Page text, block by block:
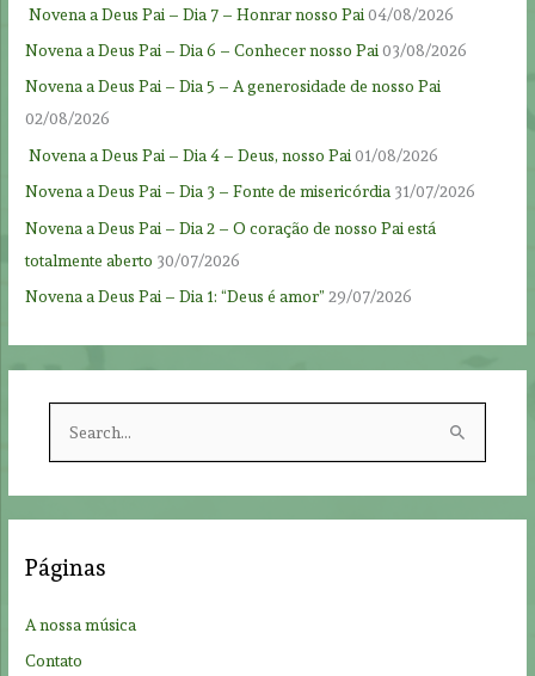
Novena a Deus Pai – Dia 7 – Honrar nosso Pai 04/08/2026
Novena a Deus Pai – Dia 6 – Conhecer nosso Pai 03/08/2026
Novena a Deus Pai – Dia 5 – A generosidade de nosso Pai
02/08/2026
Novena a Deus Pai – Dia 4 – Deus, nosso Pai 01/08/2026
Novena a Deus Pai – Dia 3 – Fonte de misericórdia 31/07/2026
Novena a Deus Pai – Dia 2 – O coração de nosso Pai está
totalmente aberto 30/07/2026
Novena a Deus Pai – Dia 1: “Deus é amor” 29/07/2026
r
h
Páginas
A nossa música
Contato